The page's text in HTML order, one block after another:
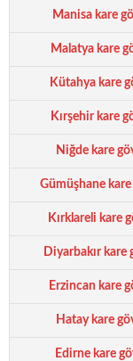
Manisa kare
Malatya kare
Kütahya kare
Kırşehir kare
Niğde kare
Gümüşhane kare
Kırklareli kare
Diyarbakır kare
Erzincan kare
Hatay kare
Edirne kare